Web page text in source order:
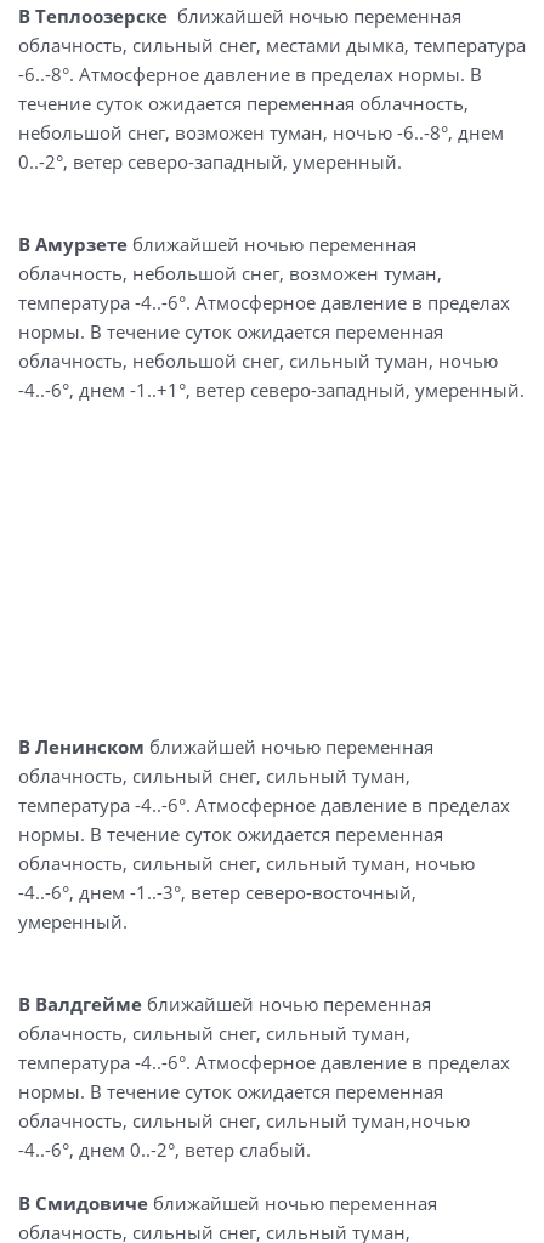
В Теплоозерске ближайшей ночью переменная
облачность, сильный снег, местами дымка, температура
-6..-8°. Атмосферное давление в пределах нормы. В
течение суток ожидается переменная облачность,
небольшой снег, возможен туман, ночью -6..-8°, днем
0..-2°, ветер северо-западный, умеренный.
В Амурзете ближайшей ночью переменная
облачность, небольшой снег, возможен туман,
температура -4..-6°. Атмосферное давление в пределах
нормы. В течение суток ожидается переменная
облачность, небольшой снег, сильный туман, ночью
-4..-6°, днем -1..+1°, ветер северо-западный, умеренный.
В Ленинском ближайшей ночью переменная
облачность, сильный снег, сильный туман,
температура -4..-6°. Атмосферное давление в пределах
нормы. В течение суток ожидается переменная
облачность, сильный снег, сильный туман, ночью
-4..-6°, днем -1..-3°, ветер северо-восточный,
умеренный.
В Валдгейме ближайшей ночью переменная
облачность, сильный снег, сильный туман,
температура -4..-6°. Атмосферное давление в пределах
нормы. В течение суток ожидается переменная
облачность, сильный снег, сильный туман,ночью
-4..-6°, днем 0..-2°, ветер слабый.
В Смидовиче ближайшей ночью переменная
облачность, сильный снег, сильный туман,